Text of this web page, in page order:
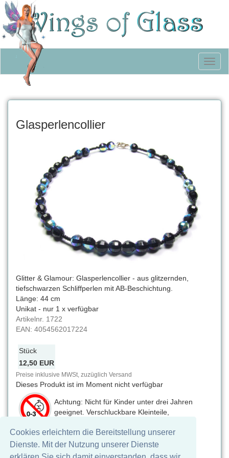
Cookies erleichtern die Bereitstellung unserer
Dienste. Mit der Nutzung unserer Dienste
Glasperlencollier
Glitter & Glamour: Glasperlencollier - aus glitzernden,
tiefschwarzen Schliffperlen mit AB-Beschichtung.
Länge: 44 cm
Unikat - nur 1 x verfügbar
Artikelnr. 1722
EAN: 4054562017224
Stück
12,50 EUR
Preise inklusive MWSt, zuzüglich Versand
Dieses Produkt ist im Moment nicht verfügbar
Achtung: Nicht für Kinder unter drei Jahren
geeignet. Verschluckbare Kleinteile,
Auf Facebook teilen